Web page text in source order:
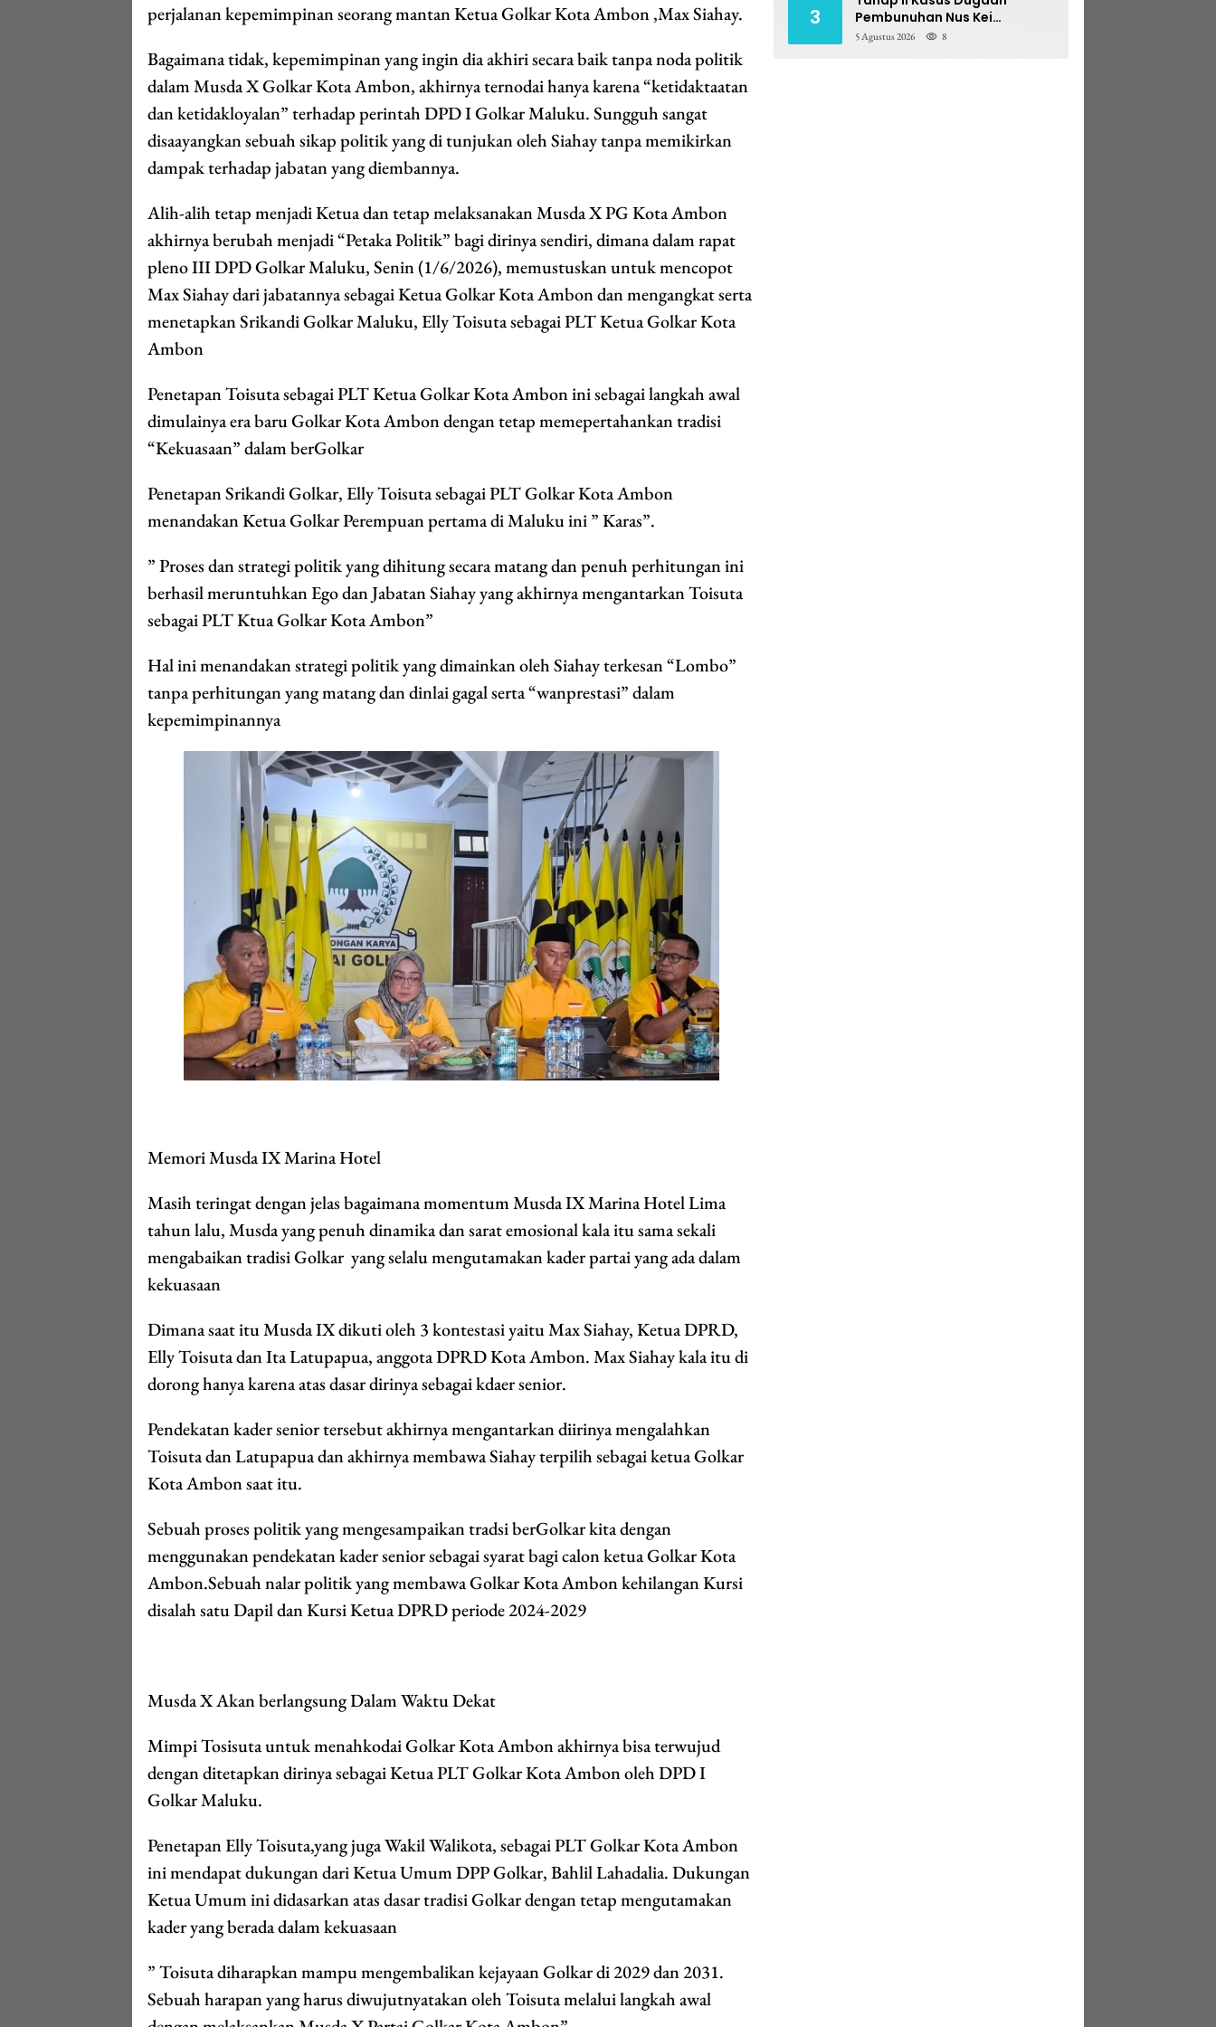
perjalanan kepemimpinan seorang mantan Ketua Golkar Kota Ambon ,Max Siahay.
Bagaimana tidak, kepemimpinan yang ingin dia akhiri secara baik tanpa noda politik
dalam Musda X Golkar Kota Ambon, akhirnya ternodai hanya karena “ketidaktaatan
dan ketidakloyalan” terhadap perintah DPD I Golkar Maluku. Sungguh sangat
disaayangkan sebuah sikap politik yang di tunjukan oleh Siahay tanpa memikirkan
dampak terhadap jabatan yang diembannya.
Alih-alih tetap menjadi Ketua dan tetap melaksanakan Musda X PG Kota Ambon
akhirnya berubah menjadi “Petaka Politik” bagi dirinya sendiri, dimana dalam rapat
pleno III DPD Golkar Maluku, Senin (1/6/2026), memustuskan untuk mencopot
Max Siahay dari jabatannya sebagai Ketua Golkar Kota Ambon dan mengangkat serta
menetapkan Srikandi Golkar Maluku, Elly Toisuta sebagai PLT Ketua Golkar Kota
Ambon
Penetapan Toisuta sebagai PLT Ketua Golkar Kota Ambon ini sebagai langkah awal
dimulainya era baru Golkar Kota Ambon dengan tetap memepertahankan tradisi
“Kekuasaan” dalam berGolkar
Penetapan Srikandi Golkar, Elly Toisuta sebagai PLT Golkar Kota Ambon
menandakan Ketua Golkar Perempuan pertama di Maluku ini ” Karas”.
” Proses dan strategi politik yang dihitung secara matang dan penuh perhitungan ini
berhasil meruntuhkan Ego dan Jabatan Siahay yang akhirnya mengantarkan Toisuta
sebagai PLT Ktua Golkar Kota Ambon”
Hal ini menandakan strategi politik yang dimainkan oleh Siahay terkesan “Lombo”
tanpa perhitungan yang matang dan dinlai gagal serta “wanprestasi” dalam
kepemimpinannya
Memori Musda IX Marina Hotel
Masih teringat dengan jelas bagaimana momentum Musda IX Marina Hotel Lima
tahun lalu, Musda yang penuh dinamika dan sarat emosional kala itu sama sekali
mengabaikan tradisi Golkar yang selalu mengutamakan kader partai yang ada dalam
kekuasaan
Dimana saat itu Musda IX dikuti oleh 3 kontestasi yaitu Max Siahay, Ketua DPRD,
Elly Toisuta dan Ita Latupapua, anggota DPRD Kota Ambon. Max Siahay kala itu di
dorong hanya karena atas dasar dirinya sebagai kdaer senior.
Pendekatan kader senior tersebut akhirnya mengantarkan diirinya mengalahkan
Toisuta dan Latupapua dan akhirnya membawa Siahay terpilih sebagai ketua Golkar
Kota Ambon saat itu.
Sebuah proses politik yang mengesampaikan tradsi berGolkar kita dengan
menggunakan pendekatan kader senior sebagai syarat bagi calon ketua Golkar Kota
Ambon.Sebuah nalar politik yang membawa Golkar Kota Ambon kehilangan Kursi
disalah satu Dapil dan Kursi Ketua DPRD periode 2024-2029
Musda X Akan berlangsung Dalam Waktu Dekat
Mimpi Tosisuta untuk menahkodai Golkar Kota Ambon akhirnya bisa terwujud
dengan ditetapkan dirinya sebagai Ketua PLT Golkar Kota Ambon oleh DPD I
Golkar Maluku.
Penetapan Elly Toisuta,yang juga Wakil Walikota, sebagai PLT Golkar Kota Ambon
ini mendapat dukungan dari Ketua Umum DPP Golkar, Bahlil Lahadalia. Dukungan
Ketua Umum ini didasarkan atas dasar tradisi Golkar dengan tetap mengutamakan
kader yang berada dalam kekuasaan
” Toisuta diharapkan mampu mengembalikan kejayaan Golkar di 2029 dan 2031.
Sebuah harapan yang harus diwujutnyatakan oleh Toisuta melalui langkah awal
3
Pembunuhan Nus Kei
Dilimpahkan ke PN Ambon
5 Agustus 2026 8